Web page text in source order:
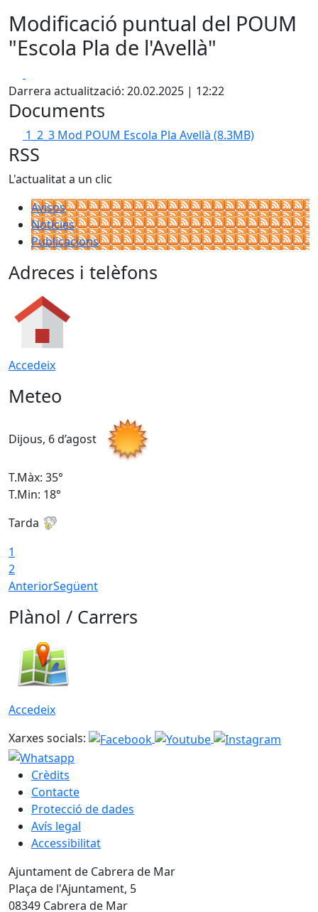
Modificació puntual del POUM
"Escola Pla de l'Avellà"
Darrera actualització: 20.02.2025 | 12:22
Documents
1_2_3 Mod POUM Escola Pla Avellà (8.3MB)
RSS
L'actualitat a un clic
Avisos
Notícies
Publicacions
Adreces i telèfons
Accedeix
Meteo
Dijous, 6 d’agost
T.Màx: 35°
T.Min: 18°
Tarda
1
2
AnteriorSegüent
Plànol / Carrers
Accedeix
Xarxes socials:
Crèdits
Contacte
Protecció de dades
Avís legal
Accessibilitat
Ajuntament de Cabrera de Mar
Plaça de l'Ajuntament, 5
08349 Cabrera de Mar